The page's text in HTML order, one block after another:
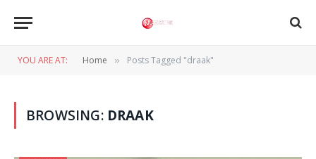
YOU ARE AT: Home » Posts Tagged "draak"
BROWSING: DRAAK